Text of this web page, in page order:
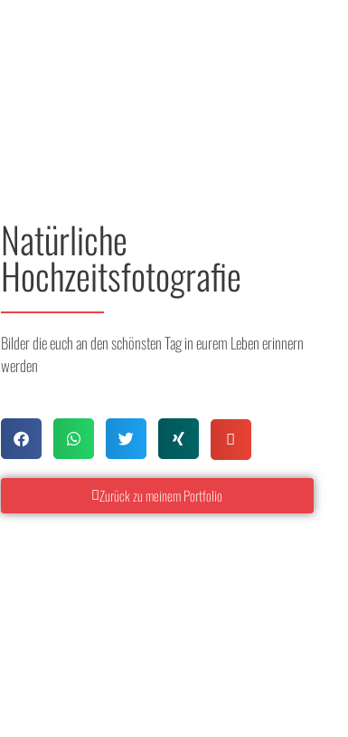
Natürliche
Hochzeitsfotografie
Bilder die euch an den schönsten Tag in eurem Leben erinnern
werden
Zurück zu meinem Portfolio